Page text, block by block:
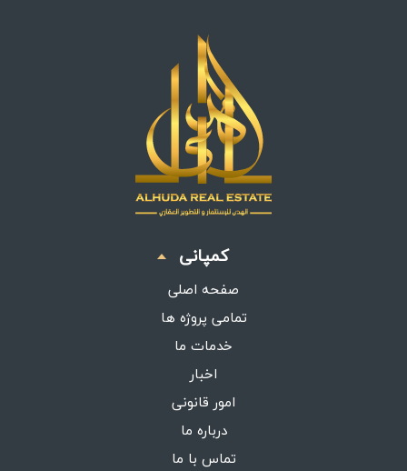
کمپانی
صفحه اصلی
تمامی پروژه ها
خدمات ما
اخبار
امور قانونی
درباره ما
تماس با ما